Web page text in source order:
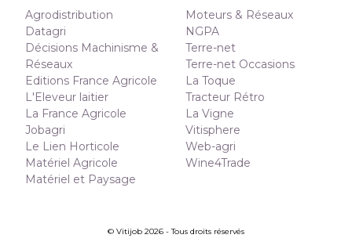
Agrodistribution
Datagri
Décisions Machinisme &
Réseaux
Editions France Agricole
L'Eleveur laitier
La France Agricole
Jobagri
Le Lien Horticole
Matériel Agricole
Matériel et Paysage
Moteurs & Réseaux
NGPA
Terre-net
Terre-net Occasions
La Toque
Tracteur Rétro
La Vigne
Vitisphere
Web-agri
Wine4Trade
© Vitijob 2026 - Tous droits réservés